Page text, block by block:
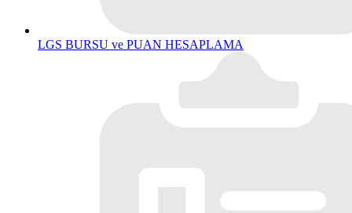
LGS BURSU ve PUAN HESAPLAMA